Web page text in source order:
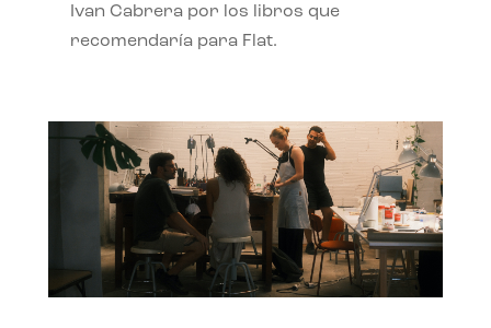
Ivan Cabrera por los libros que
recomendaría para Flat.